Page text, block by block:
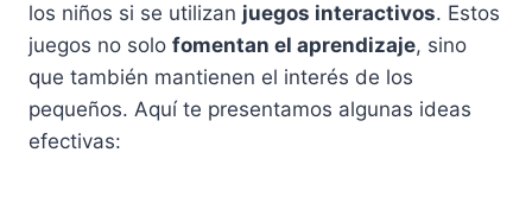
los niños si se utilizan juegos interactivos. Estos
juegos no solo fomentan el aprendizaje, sino
que también mantienen el interés de los
pequeños. Aquí te presentamos algunas ideas
efectivas: